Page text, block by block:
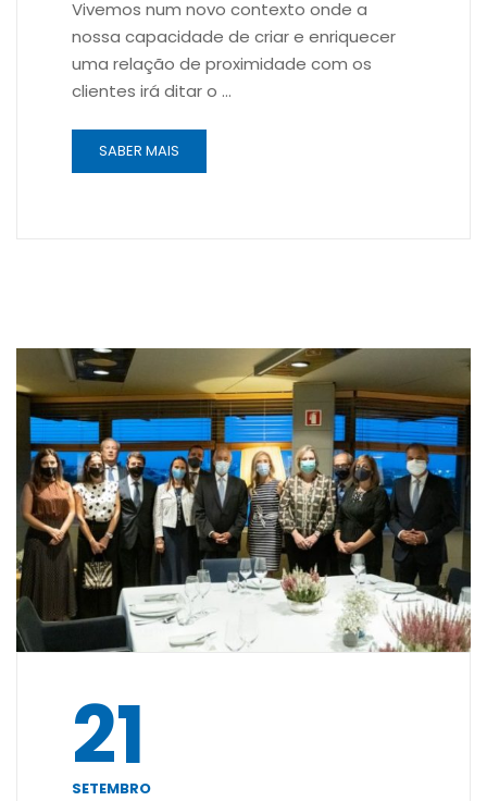
Vivemos num novo contexto onde a
nossa capacidade de criar e enriquecer
uma relação de proximidade com os
clientes irá ditar o …
SABER MAIS
21
SETEMBRO